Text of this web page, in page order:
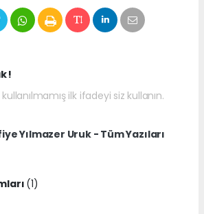
!
ilk ifadeyi siz kullanın.
Yılmazer Uruk - Tüm Yazıları
(1)